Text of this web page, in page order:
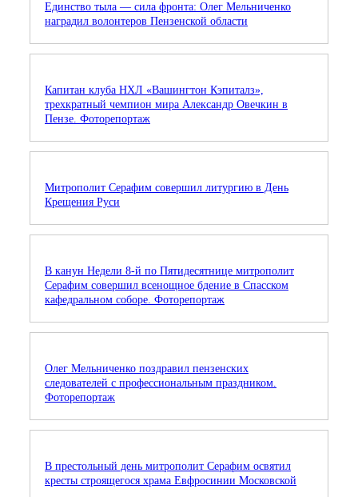
Единство тыла — сила фронта: Олег Мельниченко
наградил волонтеров Пензенской области
Капитан клуба НХЛ «Вашингтон Кэпиталз»,
трехкратный чемпион мира Александр Овечкин в
Пензе. Фоторепортаж
Митрополит Серафим совершил литургию в День
Крещения Руси
В канун Недели 8-й по Пятидесятнице митрополит
Серафим совершил всенощное бдение в Спасском
кафедральном соборе. Фоторепортаж
Олег Мельниченко поздравил пензенских
следователей с профессиональным праздником.
Фоторепортаж
В престольный день митрополит Серафим освятил
кресты строящегося храма Евфросинии Московской